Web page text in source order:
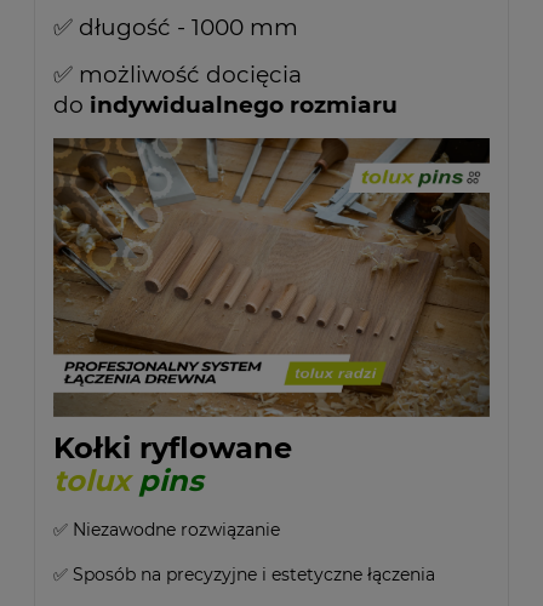
✅ długość - 1000 mm
✅ możliwość docięcia
do indywidualnego rozmiaru
Kołki ryflowane
toluxpins
✅ Niezawodne rozwiązanie
✅ Sposób na precyzyjne i estetyczne łączenia